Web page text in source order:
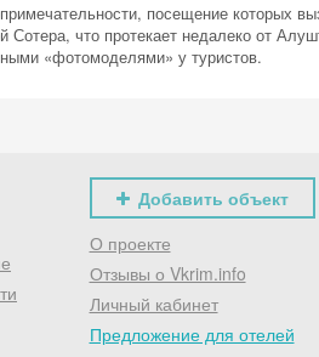
посещение которых
Сотера, что протекает недалеко от
«фотомоделями» у туристов.
Добавить объект
О проекте
Отзывы о Vkrim.info
Личный кабинет
Предложение для отелей